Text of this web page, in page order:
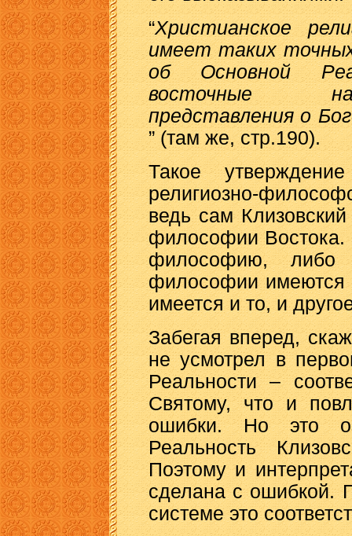
“Христианское
имеет таких
об Основной
восточные
представления о
” (там же, стр.190).
Такое
религиозно-
ведь сам
философии Востока.
философию, либо
философии имеются
имеется и то, и
Забегая вперед,
не усмотрел в
Реальности –
Святому, что и
ошибки. Но это
Реальность
Поэтому и
сделана с ошибкой.
системе это